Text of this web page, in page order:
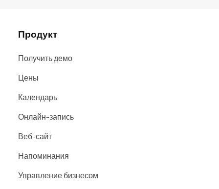
Продукт
Получить демо
Цены
Календарь
Онлайн-запись
Веб-сайт
Напоминания
Управление бизнесом